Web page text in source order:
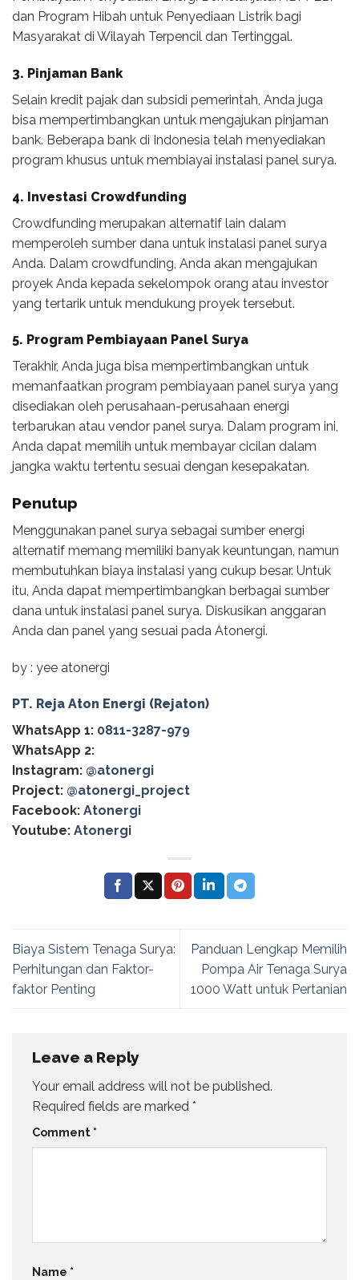
dan Program Hibah untuk Penyediaan Listrik bagi
Masyarakat di Wilayah Terpencil dan Tertinggal.
3. Pinjaman Bank
Selain kredit pajak dan subsidi pemerintah, Anda juga
bisa mempertimbangkan untuk mengajukan pinjaman
bank. Beberapa bank di Indonesia telah menyediakan
program khusus untuk membiayai instalasi panel surya.
4. Investasi Crowdfunding
Crowdfunding merupakan alternatif lain dalam
memperoleh sumber dana untuk instalasi panel surya
Anda. Dalam crowdfunding, Anda akan mengajukan
proyek Anda kepada sekelompok orang atau investor
yang tertarik untuk mendukung proyek tersebut.
5. Program Pembiayaan Panel Surya
Terakhir, Anda juga bisa mempertimbangkan untuk
memanfaatkan program pembiayaan panel surya yang
disediakan oleh perusahaan-perusahaan energi
terbarukan atau vendor panel surya. Dalam program ini,
Anda dapat memilih untuk membayar cicilan dalam
jangka waktu tertentu sesuai dengan kesepakatan.
Penutup
Menggunakan panel surya sebagai sumber energi
alternatif memang memiliki banyak keuntungan, namun
membutuhkan biaya instalasi yang cukup besar. Untuk
itu, Anda dapat mempertimbangkan berbagai sumber
dana untuk instalasi panel surya. Diskusikan anggaran
Anda dan panel yang sesuai pada Atonergi.
by : yee atonergi
PT. Reja Aton Energi (Rejaton)
WhatsApp 1: 0811-3287-979
WhatsApp 2:
Instagram: @atonergi
Project: @atonergi_project
Facebook: Atonergi
Youtube: Atonergi
Biaya Sistem Tenaga Surya:
Perhitungan dan Faktor-
faktor Penting
Panduan Lengkap Memilih
Pompa Air Tenaga Surya
1000 Watt untuk Pertanian
Leave a Reply
Your email address will not be published.
Required fields are marked *
Comment *
Name *